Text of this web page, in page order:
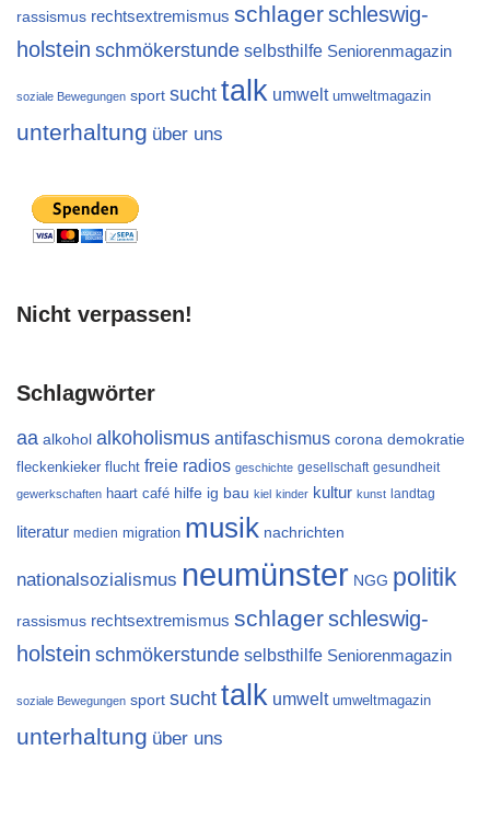
rassismus rechtsextremismus schlagerschleswig-
holstein schmökerstunde selbsthilfe Seniorenmagazin
soziale Bewegungen sport suchttalk umwelt umweltmagazin
unterhaltung über uns
Nicht verpassen!
Schlagwörter
aa alkohol alkoholismus antifaschismus corona demokratie
fleckenkieker flucht freie radios geschichte gesellschaft gesundheit
gewerkschaften haart café hilfe ig bau kiel kinder kultur kunst landtag
literatur medien migration musik nachrichten
nationalsozialismus neumünster NGG politik
rassismus rechtsextremismus schlagerschleswig-
holstein schmökerstunde selbsthilfe Seniorenmagazin
soziale Bewegungen sport suchttalk umwelt umweltmagazin
unterhaltung über uns